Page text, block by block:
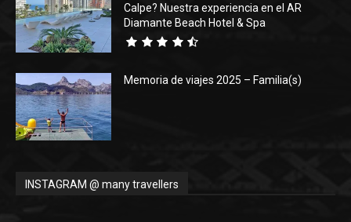
Calpe? Nuestra experiencia en el AR
Diamante Beach Hotel & Spa
Memoria de viajes 2025 – Familia(s)
INSTAGRAM @ many travellers